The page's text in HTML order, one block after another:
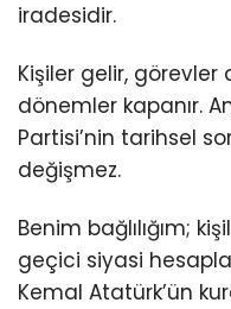
iradesidir.
Kişiler gelir,
dönemler kapanır.
Partisi’nin tarihsel
değişmez.
Benim bağlılığım;
geçici siyasi
Kemal Atatürk’ün